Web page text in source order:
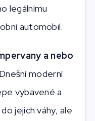
legálnímu
automobil.
a nebo
Dnešní moderní
vybavené a
jejich váhy, ale